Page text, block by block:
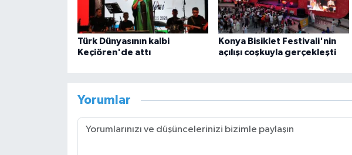
Türk Dünyasının kalbi
Keçiören'de attı
Konya Bisiklet Festivali'nin
açılışı coşkuyla gerçekleşti
Yorumlar